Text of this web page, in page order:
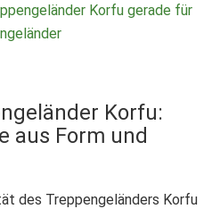
Korfu gerade für
Korfu:
aus Form und
des Treppengeländers Korfu